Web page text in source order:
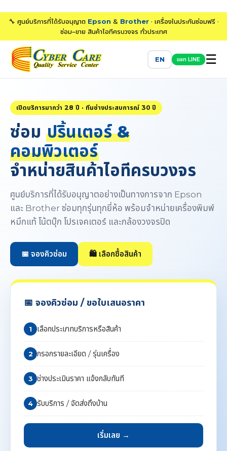
🔧 ศูนย์บริการที่ได้รับอนุญาต Epson & Brother· เครื่องในประกันซ่อมฟรี ·
ซ่อม–ขาย สินค้าไอทีครบวงจร ทั่วประเทศ
EN แชท LINE ☰
เปิดบริการมากว่า 28 ปี · ทีมช่างประสบการณ์ 30 ปี
ซ่อม ปริ้นเตอร์ &
คอมพิวเตอร์
จำหน่ายสินค้าไอทีครบวงจร
ศูนย์บริการที่ได้รับอนุญาตอย่างเป็นทางการจาก Epson
และ Brother ซ่อมทุกรุ่นทุกยี่ห้อ พร้อมจำหน่ายเครื่องพิมพ์
หมึกแท้ โน้ตบุ๊ก โปรเจคเตอร์ และกล้องวงจรปิด
📅 จองคิวซ่อม 🛍️ เลือกซื้อสินค้า
📅 จองคิวซ่อม / ขอใบเสนอราคา
1 เลือกประเภทบริการหรือสินค้า
2 กรอกรายละเอียด / รุ่นเครื่อง
3 ช่างประเมินราคา แจ้งกลับทันที
4 รับบริการ / จัดส่งถึงบ้าน
เริ่มเลย →